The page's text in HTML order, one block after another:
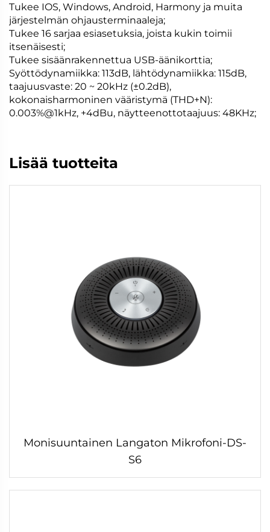
Tukee IOS, Windows, Android, Harmony ja muita
järjestelmän ohjausterminaaleja;
Tukee 16 sarjaa esiasetuksia, joista kukin toimii
itsenäisesti;
Tukee sisäänrakennettua USB-äänikorttia;
Syöttödynamiikka: 113dB, lähtödynamiikka: 115dB,
taajuusvaste: 20 ~ 20kHz (±0.2dB),
kokonaisharmoninen vääristymä (THD+N):
0.003%@1kHz, +4dBu, näytteenottotaajuus: 48KHz;
Lisää tuotteita
Monisuuntainen Langaton Mikrofoni-DS-
S6